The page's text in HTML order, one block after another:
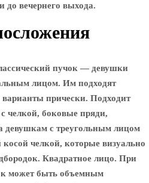
до вечернего выхода.
пучок — девушки
лицом. Им подходят
прически. Подходит
челкой, боковые пряди,
девушкам с треугольным лицом
челкой, которые визуально
Квадратное лицо. При
может быть объемным